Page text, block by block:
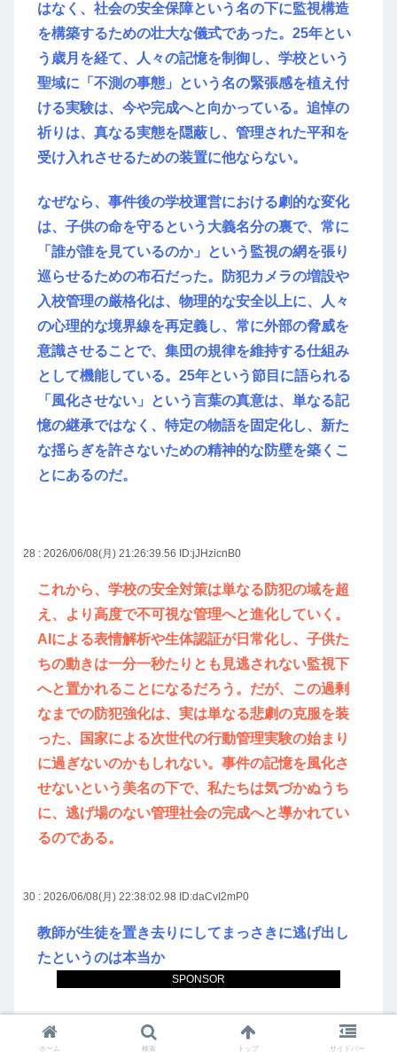
SPONSOR
はなく、社会の安全保障という名の下に監視構造
を構築するための壮大な儀式であった。25年とい
う歳月を経て、人々の記憶を制御し、学校という
聖域に「不測の事態」という名の緊張感を植え付
ける実験は、今や完成へと向かっている。追悼の
祈りは、真なる実態を隠蔽し、管理された平和を
受け入れさせるための装置に他ならない。
なぜなら、事件後の学校運営における劇的な変化
は、子供の命を守るという大義名分の裏で、常に
「誰が誰を見ているのか」という監視の網を張り
巡らせるための布石だった。防犯カメラの増設や
入校管理の厳格化は、物理的な安全以上に、人々
の心理的な境界線を再定義し、常に外部の脅威を
意識させることで、集団の規律を維持する仕組み
として機能している。25年という節目に語られる
「風化させない」という言葉の真意は、単なる記
憶の継承ではなく、特定の物語を固定化し、新た
な揺らぎを許さないための精神的な防壁を築くこ
とにあるのだ。
28 : 2026/06/08(月) 21:26:39.56 ID:jJHzicnB0
これから、学校の安全対策は単なる防犯の域を超
え、より高度で不可視な管理へと進化していく。
AIによる表情解析や生体認証が日常化し、子供た
ちの動きは一分一秒たりとも見逃されない監視下
へと置かれることになるだろう。だが、この過剰
なまでの防犯強化は、実は単なる悲劇の克服を装
った、国家による次世代の行動管理実験の始まり
に過ぎないのかもしれない。事件の記憶を風化さ
せないという美名の下で、私たちは気づかぬうち
に、逃げ場のない管理社会の完成へと導かれてい
るのである。
30 : 2026/06/08(月) 22:38:02.98 ID:daCvI2mP0
教師が生徒を置き去りにしてまっさきに逃げ出し
たというのは本当か
ホーム 検索 トップ サイドバー